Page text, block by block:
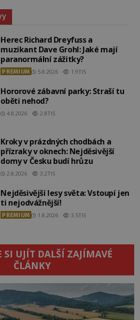
Herec Richard Dreyfuss a
muzikant Dave Grohl: Jaké mají
paranormální zážitky?
PREMIUM 5.8.2026 1.9TIS
Hororové zábavní parky: Straší tu
oběti nehod?
4.8.2026 2.8TIS
Kroky v prázdných chodbách a
přízraky v oknech: Nejděsivější
domy v Česku budí hrůzu
2.8.2026 3.2TIS
Nejděsivější lesy světa: Vstoupí jen
ti nejodvážnější!
PREMIUM 1.8.2026 3.5TIS
SI UJÍT DALŠÍ ZAJÍMAVÉ
ČLÁNKY